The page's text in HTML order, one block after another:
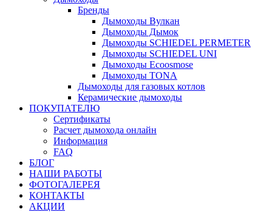
Бренды
Дымоходы Вулкан
Дымоходы Дымок
Дымоходы SCHIEDEL PERMETER
Дымоходы SCHIEDEL UNI
Дымоходы Ecoosmose
Дымоходы TONA
Дымоходы для газовых котлов
Керамические дымоходы
ПОКУПАТЕЛЮ
Сертификаты
Расчет дымохода онлайн
Информация
FAQ
БЛОГ
НАШИ РАБОТЫ
ФОТОГАЛЕРЕЯ
КОНТАКТЫ
АКЦИИ